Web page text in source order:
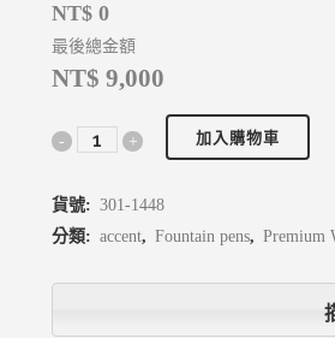
NT$ 0
最後總金額
NT$ 9,000
加入購物車
貨號: 301-1448
分類: accent, Fountain pens, Premium